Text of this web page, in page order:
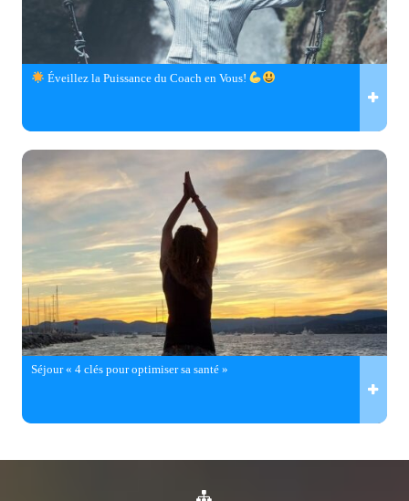
Éveillez la Puissance du Coach en Vous!
Séjour « 4 clés pour optimiser sa santé »